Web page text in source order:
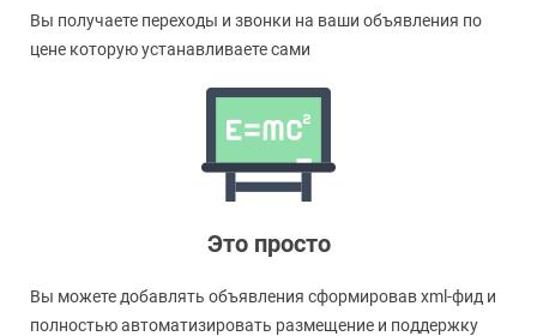
Вы получаете переходы и звонки на ваши объявления по
цене которую устанавливаете сами
Это просто
Вы можете добавлять объявления сформировав xml-фид и
полностью автоматизировать размещение и поддержку